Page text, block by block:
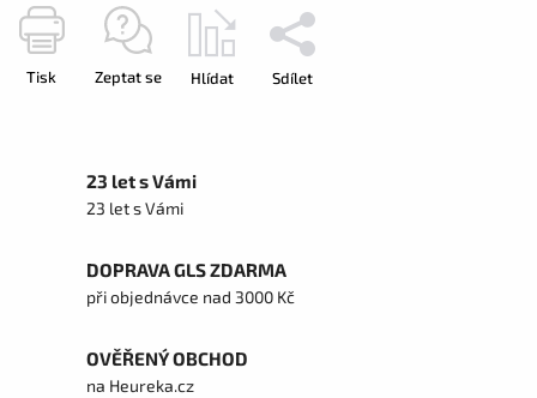
Tisk Zeptat se Hlídat Sdílet
23 let s Vámi
23 let s Vámi
DOPRAVA GLS ZDARMA
při objednávce nad 3000 Kč
OVĚŘENÝ OBCHOD
na Heureka.cz